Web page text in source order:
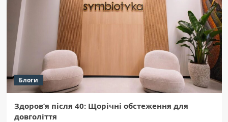
Блоги
Здоров’я після 40: Щорічні обстеження для
довголіття